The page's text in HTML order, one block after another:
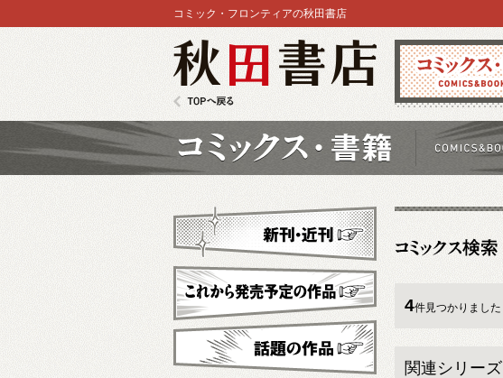
コミックス
コミック・フロンティアの秋田書店
4件見つかりました
関連シリーズ
新刊・近刊
これから発売予定